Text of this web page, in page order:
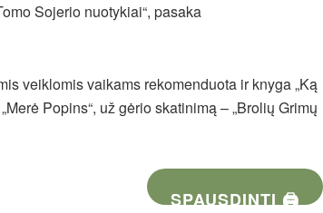
Sojerio nuotykiai“, pasaka
veiklomis vaikams rekomenduota ir knyga „Ką
Popins“, už gėrio skatinimą – „Brolių Grimų
SPAUSDINTI 🖨